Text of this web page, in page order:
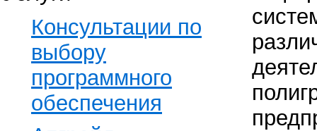
Консультации по
выбору
программного
обеспечения